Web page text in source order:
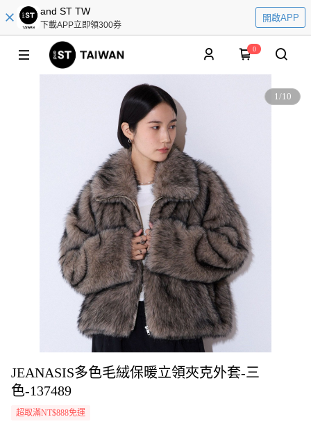
and ST TW
下載APP立即領300券
開啟APP
0
1/10
JEANASIS多色毛絨保暖立領夾克外套-三
色-137489
超取滿NT$888免運